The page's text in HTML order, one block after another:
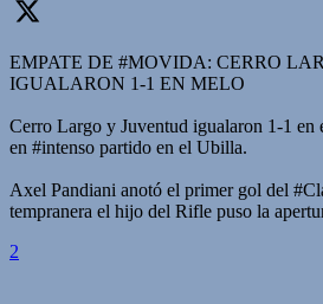
EMPATE DE #MOVIDA: CERRO
IGUALARON 1-1 EN MELO
Cerro Largo y Juventud igualaron 1-1
en #intenso partido en el Ubilla.
Axel Pandiani anotó el primer gol del
tempranera el hijo del Rifle puso la
2